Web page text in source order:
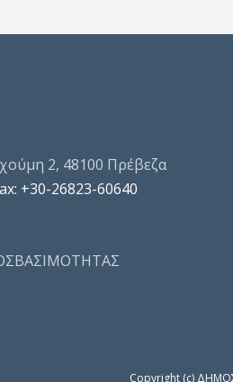
2, 48100 Πρέβεζα
+30-26823-60640
Copyright (c)